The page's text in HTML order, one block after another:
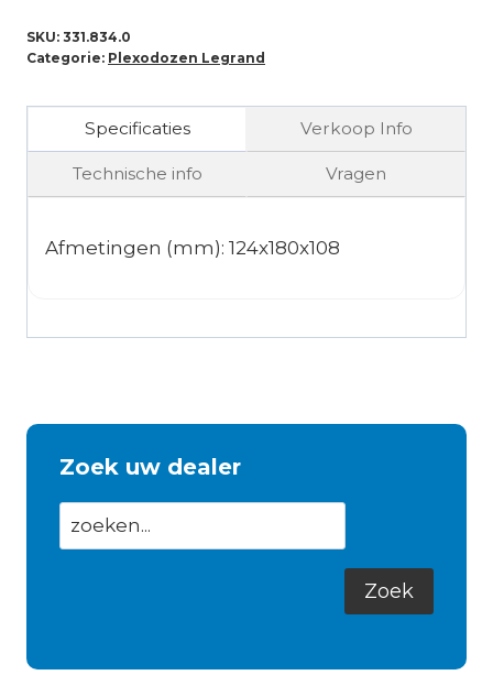
SKU: 331.834.0
Categorie: Plexodozen Legrand
Specificaties Verkoop Info
Technische info Vragen
Afmetingen (mm): 124x180x108
Zoek uw dealer